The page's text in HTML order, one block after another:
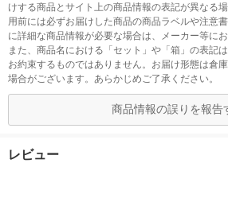
けする商品とサイト上の商品情報の表記が異なる
用前には必ずお届けした商品の商品ラベルや注意
に詳細な商品情報が必要な場合は、メーカー等に
また、商品名における「セット」や「箱」の表記
お約束するものではありません。お届け形態は倉
場合がございます。あらかじめご了承ください。
商品情報の誤りを報告
レビュー